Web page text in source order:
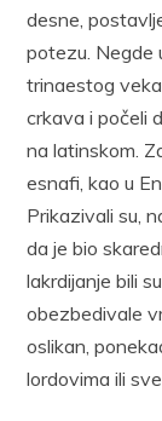
desne,
potezu. Negde
trinaestog
crkava i počeli
na latinskom.
esnafi, kao u
Prikazivali su,
da je bio
lakrdijanje bili
obezbedivale
oslikan,
lordovima ili